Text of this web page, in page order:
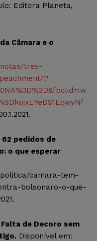
Editora Planeta,
Câmara e o
tres-
?
62 pedidos de
o que esperar
camara-tem-
bolsonaro-o-que-
Falta de Decoro sem
Disponível em: